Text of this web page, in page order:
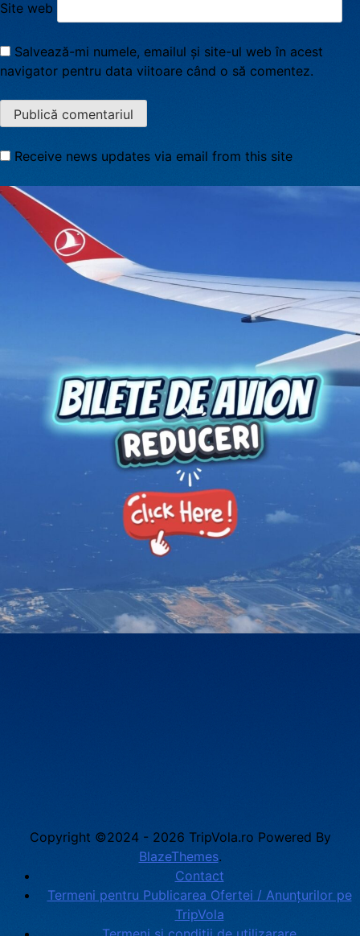
Site web
Salvează-mi numele, emailul și site-ul web în acest
navigator pentru data viitoare când o să comentez.
Receive news updates via email from this site
Copyright ©2024 - 2026 TripVola.ro Powered By
BlazeThemes.
Contact
Termeni pentru Publicarea Ofertei / Anunțurilor pe
TripVola